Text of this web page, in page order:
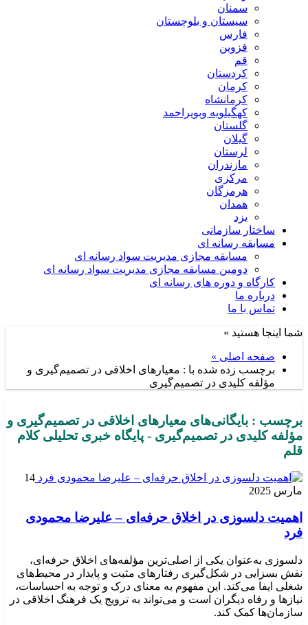
سمنان
سیستان و بلوچستان
فارس
قزوین
قم
کردستان
کرمان
کرمانشاه
کهگیلویه وبویراحمد
گلستان
گیلان
لرستان
مازندران
مرکزی
هرمزگان
همدان
یزد
ساختار سازمانی
مسابقه رسانه ای
مسابقه مجازی مدیریت سواد رسانه ای
دومین مسابقه مجازی مدیریت سواد رسانه ای
کارگاه و دوره های رسانه ای
درباره ما
تماس با ما
شما اینجا هستید »
صفحه اصلی »
برچسب زده شده با : معیارهای اخلاقی در تصمیم‌گیری و
مؤلفه کلیدی در تصمیم‌گیری
برچسب : بایگانی‌های معیارهای اخلاقی در تصمیم‌گیری و
مؤلفه کلیدی در تصمیم‌گیری - پایگاه خبری تحلیلی کلام
قلم
14
مارس 2025
اهمیت دلسوزی در اخلاق حرفه‌ای – علیرضا محمودی
فرد
دلسوزی به‌عنوان یکی از اصلی‌ترین مؤلفه‌های اخلاق حرفه‌ای،
نقش بسزایی در شکل‌گیری رفتارهای مثبت و پایدار در محیط‌های
شغلی ایفا می‌کند. این مفهوم به معنای درک و توجه به احساسات،
نیازها و رفاه دیگران است و می‌تواند به ترویج یک فرهنگ اخلاقی در
سازمان‌ها کمک کند.